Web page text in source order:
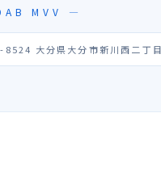
MVV —
大分県大分市新川西二丁